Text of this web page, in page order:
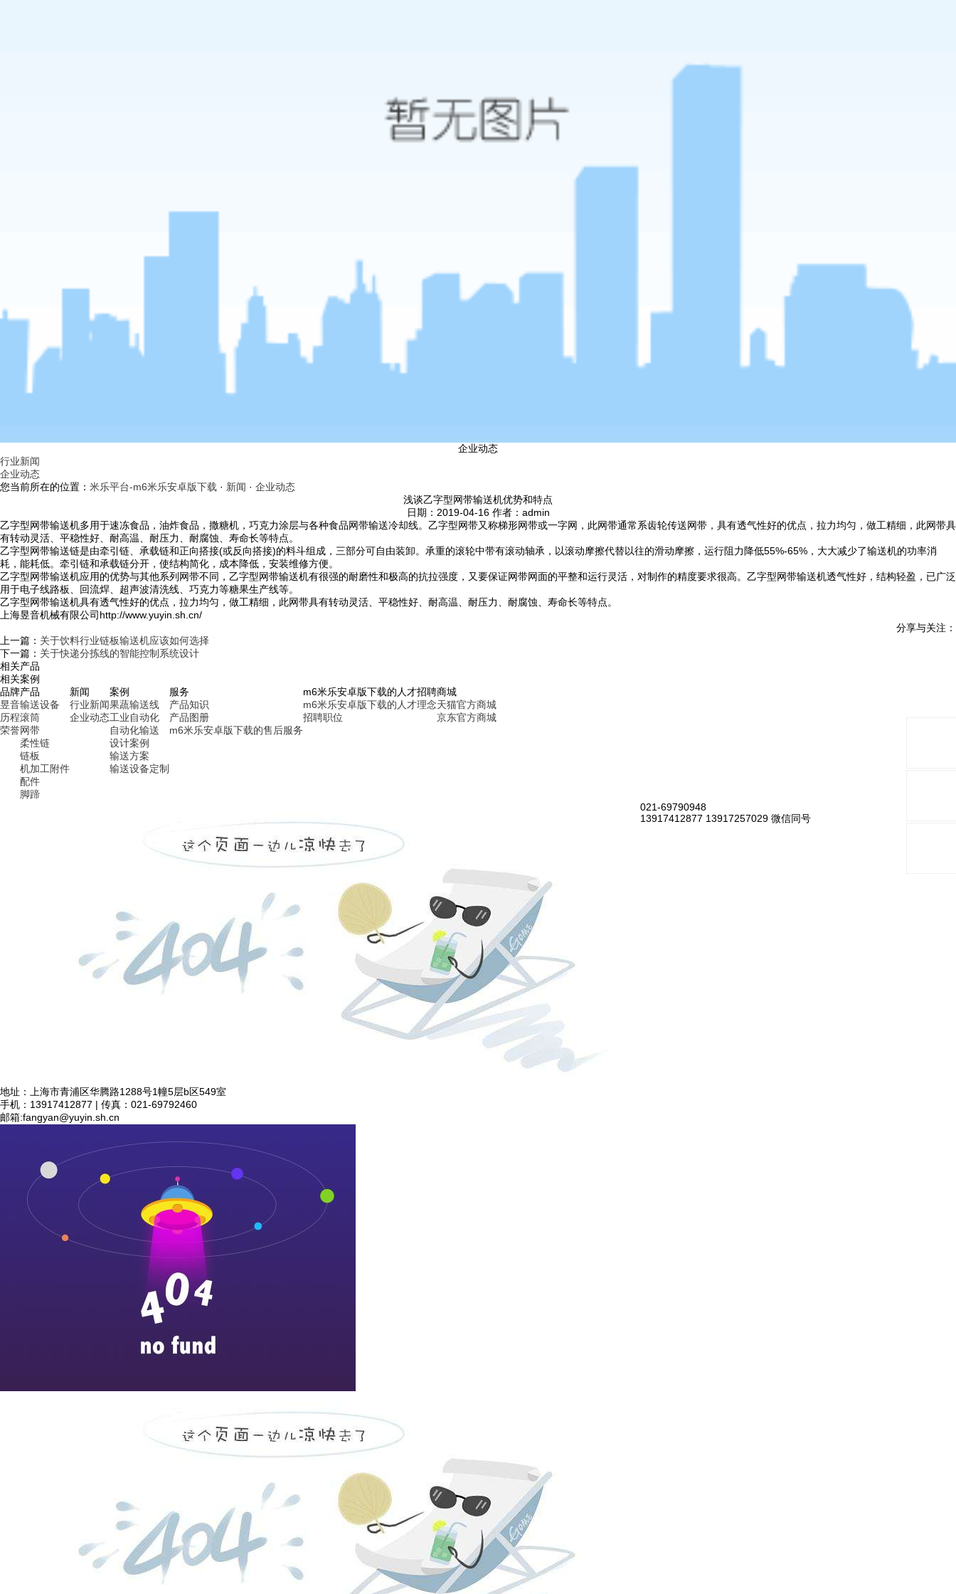
企业动态
行业新闻
企业动态
您当前所在的位置： 米乐平台-m6米乐安卓版下载 · 新闻 · 企业动态
浅谈乙字型网带输送机优势和特点
日期：2019-04-16 作者：admin
乙字型网带输送机多用于速冻食品，油炸食品，撒糖机，巧克力涂层与各种食品网带输送冷却线。乙字型网带又称梯形网带或一字网，此网带通常系齿轮传送网带，具有透气性好的优点，拉力均匀，做工精细，此网带具
有转动灵活、平稳性好、耐高温、耐压力、耐腐蚀、寿命长等特点。
乙字型网带输送链是由牵引链、承载链和正向搭接(或反向搭接)的料斗组成，三部分可自由装卸。承重的滚轮中带有滚动轴承，以滚动摩擦代替以往的滑动摩擦，运行阻力降低55%-65%，大大减少了输送机的功率消
耗，能耗低。牵引链和承载链分开，使结构简化，成本降低，安装维修方便。
乙字型网带输送机应用的优势与其他系列网带不同，乙字型网带输送机有很强的耐磨性和极高的抗拉强度，又要保证网带网面的平整和运行灵活，对制作的精度要求很高。乙字型网带输送机透气性好，结构轻盈，已广泛
用于电子线路板、回流焊、超声波清洗线、巧克力等糖果生产线等。
乙字型网带输送机具有透气性好的优点，拉力均匀，做工精细，此网带具有转动灵活、平稳性好、耐高温、耐压力、耐腐蚀、寿命长等特点。
上海昱音机械有限公司http://www.yuyin.sh.cn/
分享与关注：
上一篇： 关于饮料行业链板输送机应该如何选择
下一篇： 关于快递分拣线的智能控制系统设计
相关产品
相关案例
品牌
昱音
历程
荣誉
产品
输送设备
滚筒
网带
柔性链
链板
机加工附件
配件
脚蹄
新闻
行业新闻
企业动态
案例
果蔬输送线
工业自动化
自动化输送
设计案例
输送方案
输送设备定制
服务
产品知识
产品图册
m6米乐安卓版下载的售后服务
m6米乐安卓版下载的人才招聘
m6米乐安卓版下载的人才理念
招聘职位
商城
天猫官方商城
京东官方商城
021-69790948
13917412877 13917257029 微信同号
地址：上海市青浦区华腾路1288号1幢5层b区549室
手机：13917412877 | 传真：021-69792460
邮箱:fangyan@yuyin.sh.cn